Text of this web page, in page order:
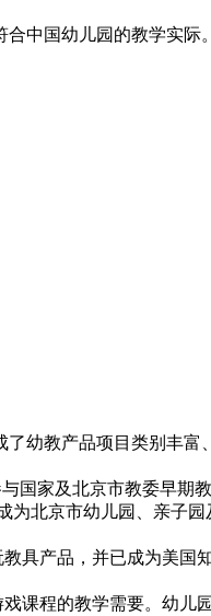
中国幼儿园的教学实际。
幼教产品项目类别丰
国家及北京市教委早期
北京市幼儿园、亲子
具产品，并已成为美国
课程的教学需要。幼儿